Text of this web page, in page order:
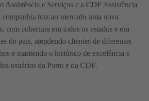
Assistência e Serviços e a CDF Assistência
traz ao mercado uma nova
com cobertura em todos os estados e em
do país, atendendo clientes de diferentes
e mantendo o histórico de excelência e
usuários da Porto e da CDF.